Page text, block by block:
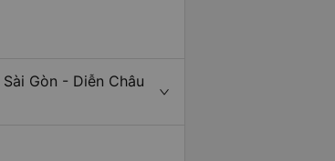
Gòn - Diễn Châu